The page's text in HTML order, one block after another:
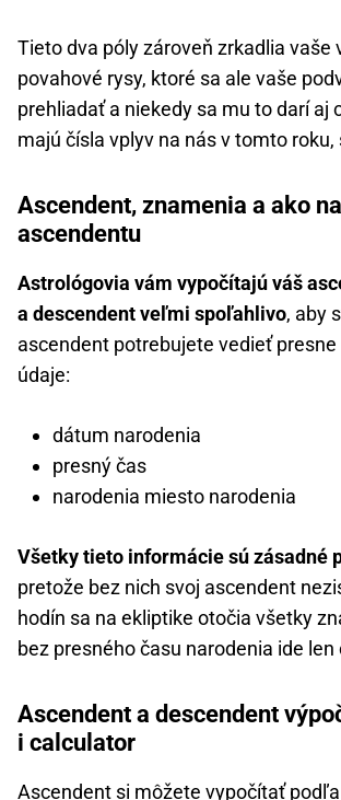
Tieto dva póly zároveň zrkadlia vaše
povahové rysy, ktoré sa ale vaše
prehliadať a niekedy sa mu to darí aj
majú čísla vplyv na nás v tomto
Ascendent, znamenia a ako
ascendentu
Astrológovia vám vypočítajú váš
a descendent veľmi spoľahlivo, aby
ascendent potrebujete vedieť
údaje:
dátum narodenia
presný čas
narodenia miesto narodenia
Všetky tieto informácie sú zásadné
pretože bez nich svoj ascendent
hodín sa na ekliptike otočia všetky
bez presného času narodenia ide len
Ascendent a descendent
i calculator
Ascendent si môžete vypočítať